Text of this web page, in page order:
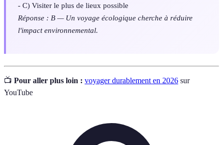
- C) Visiter le plus de lieux possible
Réponse : B — Un voyage écologique cherche à réduire
l'impact environnemental.
📺 Pour aller plus loin : voyager durablement en 2026 sur
YouTube